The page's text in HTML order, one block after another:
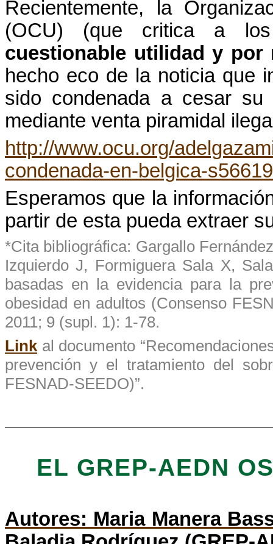
Recientemente, la
(OCU) (que critica a
cuestionable utilidad y
hecho eco de la noticia que
sido condenada a cesar
mediante venta piramidal
http://www.ocu.org/
condenada-en-belgica-
Esperamos que la
partir de esta pueda extraer
*Cita bibliográfica: Gargallo
Izquierdo J, Formiguera Sala X,
basadas en la evidencia para la
obesidad en adultos (Consenso
2011; 9 (supl. 1): 1-78.
Linkal documento “
prevención y eltratamiento del
FESNAD-SEEDO)”.
EL GREP-AEDN
Autores: Maria Manera